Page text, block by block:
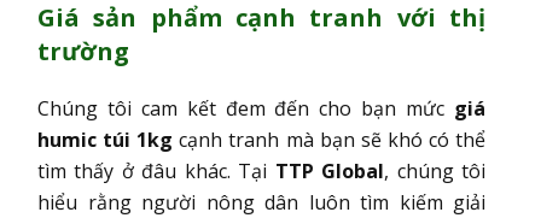
Giá sản phẩm cạnh tranh với thị
trường
Chúng tôi cam kết đem đến cho bạn mức giá
humic túi 1kg cạnh tranh mà bạn sẽ khó có thể
tìm thấy ở đâu khác. Tại TTP Global, chúng tôi
hiểu rằng người nông dân luôn tìm kiếm giải